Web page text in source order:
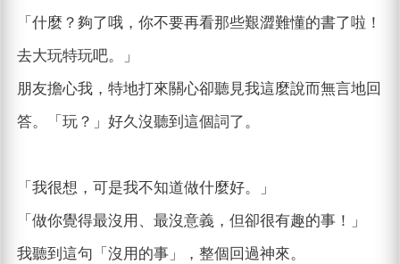
「什麼？夠了哦，你不要再看那些艱澀難懂的書了啦！
去大玩特玩吧。」
朋友擔心我，特地打來關心卻聽見我這麼說而無言地回
答。「玩？」好久沒聽到這個詞了。
「我很想，可是我不知道做什麼好。」
「做你覺得最沒用、最沒意義，但卻很有趣的事！」
我聽到這句「沒用的事」，整個回過神來。